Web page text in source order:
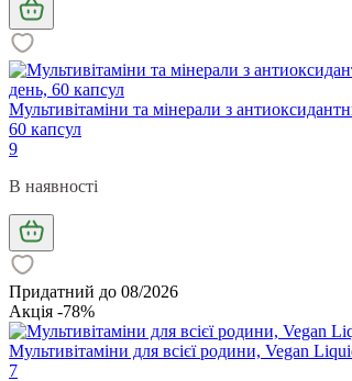
Мультивітаміни та мінерали з
60 капсул
9
В наявності
Придатний до 08/2026
Акція -78%
Мультивітаміни для всієї родини, Vegan
7